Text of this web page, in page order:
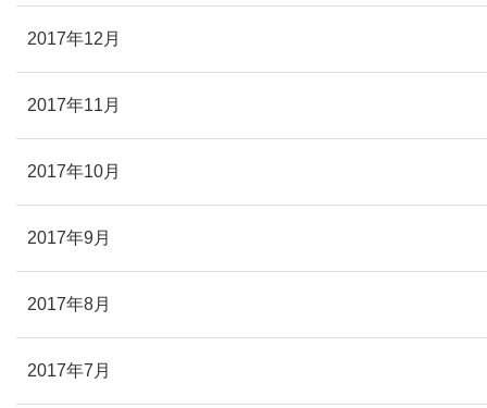
2017年12月
2017年11月
2017年10月
2017年9月
2017年8月
2017年7月